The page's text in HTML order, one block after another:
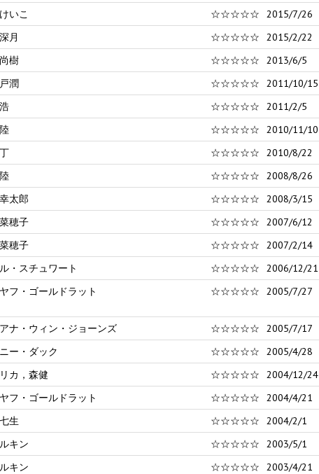
いこ ☆☆☆☆☆ 2015/7/26
月 ☆☆☆☆☆ 2015/2/22
樹 ☆☆☆☆☆ 2013/6/5
潤 ☆☆☆☆☆ 2011/10/15
☆☆☆☆☆ 2011/2/5
☆☆☆☆☆ 2010/11/10
☆☆☆☆☆ 2010/8/22
☆☆☆☆☆ 2008/8/26
太郎 ☆☆☆☆☆ 2008/3/15
穂子 ☆☆☆☆☆ 2007/6/12
穂子 ☆☆☆☆☆ 2007/2/14
・スチュワート ☆☆☆☆☆ 2006/12/21
フ・ゴールドラット ☆☆☆☆☆ 2005/7/27
ナ・ウィン・ジョーンズ ☆☆☆☆☆ 2005/7/17
ー・ダック ☆☆☆☆☆ 2005/4/28
カ，森健 ☆☆☆☆☆ 2004/12/24
フ・ゴールドラット ☆☆☆☆☆ 2004/4/21
生 ☆☆☆☆☆ 2004/2/1
キン ☆☆☆☆☆ 2003/5/1
キン ☆☆☆☆☆ 2003/4/21